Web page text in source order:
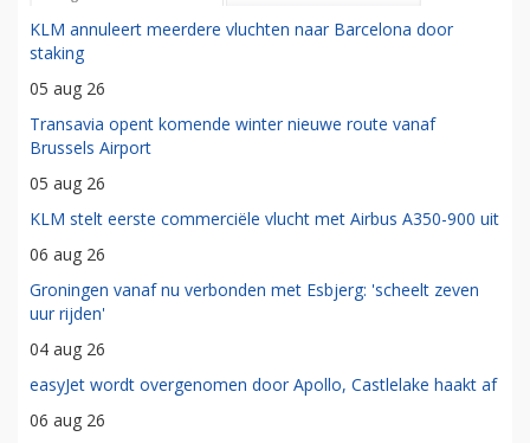
KLM annuleert meerdere vluchten naar Barcelona door
staking
05 aug 26
Transavia opent komende winter nieuwe route vanaf
Brussels Airport
05 aug 26
KLM stelt eerste commerciële vlucht met Airbus A350-900 uit
06 aug 26
Groningen vanaf nu verbonden met Esbjerg: 'scheelt zeven
uur rijden'
04 aug 26
easyJet wordt overgenomen door Apollo, Castlelake haakt af
06 aug 26